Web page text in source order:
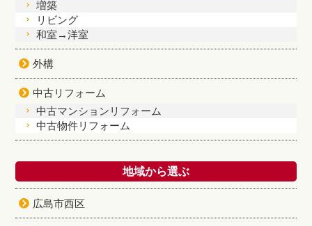
増築
リビング
和室→洋室
外構
中古リフォーム
中古マンションリフォーム
中古物件リフォーム
地域から選ぶ
広島市西区